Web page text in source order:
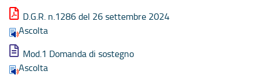
D.G.R. n.1286 del 26 settembre 2024
Ascolta
Mod.1 Domanda di sostegno
Ascolta